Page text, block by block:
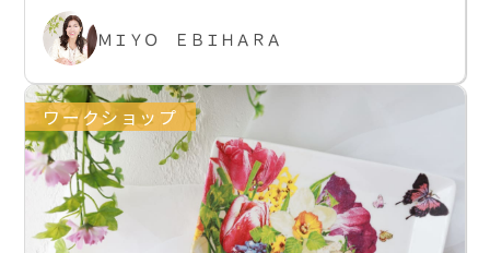
ＭＩＹＯ ＥＢＩＨＡＲＡ
ワークショップ